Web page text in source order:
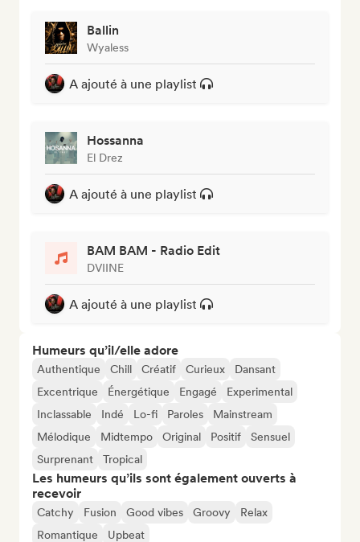
Ballin
Wyaless
A ajouté à une playlist
Hossanna
El Drez
A ajouté à une playlist
BAM BAM - Radio Edit
DVIINE
A ajouté à une playlist
Humeurs qu’il/elle adore
Authentique Chill Créatif Curieux
Dansant
Excentrique
Énergétique Engagé
Experimental
Inclassable
Indé Lo-fi Paroles
Mainstream
Mélodique
Midtempo Original Positif
Sensuel
Surprenant
Tropical
Les humeurs qu’ils sont également ouverts à
recevoir
Catchy Fusion Good vibes Groovy
Relax
Romantique
Upbeat